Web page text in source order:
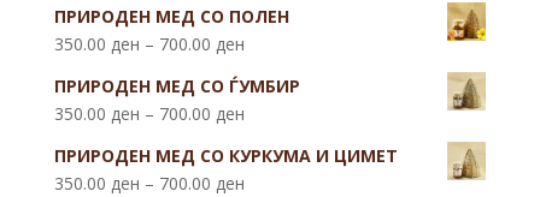
ПРИРОДЕН МЕД СО ПОЛЕН
350.00 ден – 700.00 ден
ПРИРОДЕН МЕД СО ЃУМБИР
350.00 ден – 700.00 ден
ПРИРОДЕН МЕД СО КУРКУМА И ЦИМЕТ
350.00 ден – 700.00 ден